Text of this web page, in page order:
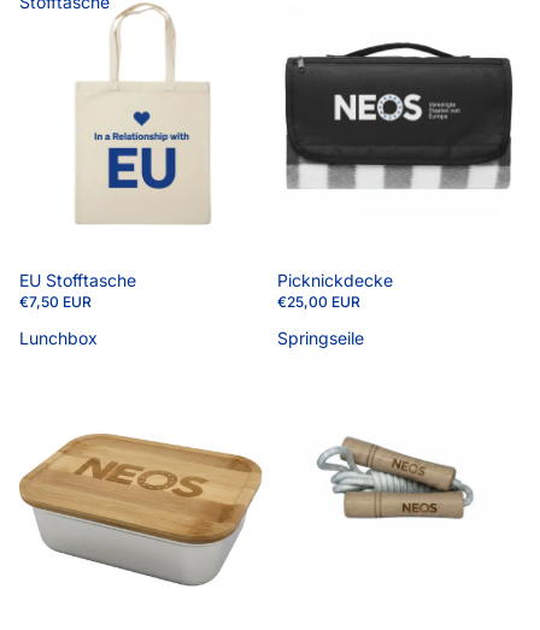
EU Stofftasche
€7,50 EUR
Picknickdecke
€25,00 EUR
Lunchbox Springseile